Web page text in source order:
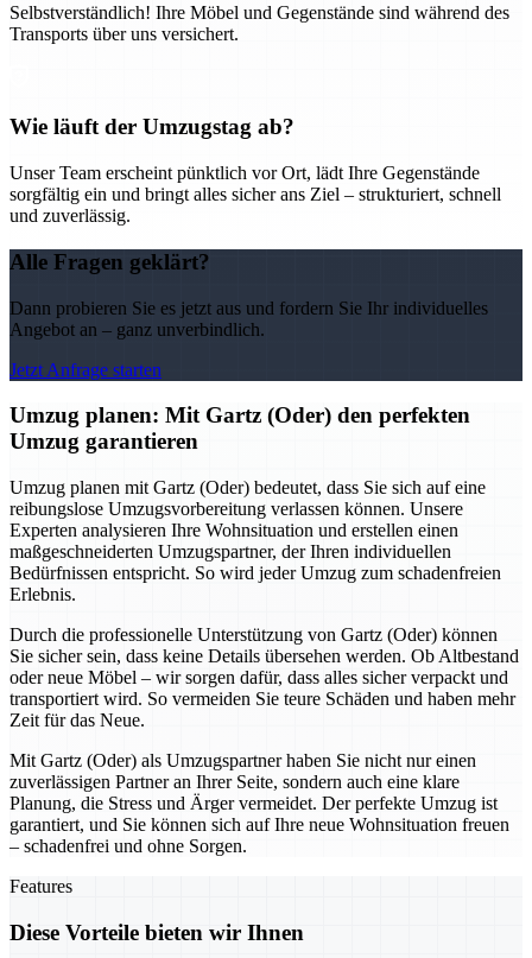
Selbstverständlich! Ihre Möbel und Gegenstände sind während des
Transports über uns versichert.
Wie läuft der Umzugstag ab?
Unser Team erscheint pünktlich vor Ort, lädt Ihre Gegenstände
sorgfältig ein und bringt alles sicher ans Ziel – strukturiert, schnell
und zuverlässig.
Alle Fragen geklärt?
Dann probieren Sie es jetzt aus und fordern Sie Ihr individuelles
Angebot an – ganz unverbindlich.
Jetzt Anfrage starten
Umzug planen: Mit Gartz (Oder) den perfekten
Umzug garantieren
Umzug planen mit Gartz (Oder) bedeutet, dass Sie sich auf eine
reibungslose Umzugsvorbereitung verlassen können. Unsere
Experten analysieren Ihre Wohnsituation und erstellen einen
maßgeschneiderten Umzugspartner, der Ihren individuellen
Bedürfnissen entspricht. So wird jeder Umzug zum schadenfreien
Erlebnis.
Durch die professionelle Unterstützung von Gartz (Oder) können
Sie sicher sein, dass keine Details übersehen werden. Ob Altbestand
oder neue Möbel – wir sorgen dafür, dass alles sicher verpackt und
transportiert wird. So vermeiden Sie teure Schäden und haben mehr
Zeit für das Neue.
Mit Gartz (Oder) als Umzugspartner haben Sie nicht nur einen
zuverlässigen Partner an Ihrer Seite, sondern auch eine klare
Planung, die Stress und Ärger vermeidet. Der perfekte Umzug ist
garantiert, und Sie können sich auf Ihre neue Wohnsituation freuen
– schadenfrei und ohne Sorgen.
Features
Diese Vorteile bieten wir Ihnen